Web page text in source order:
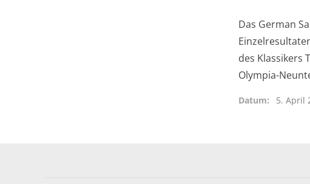
Das German
des Klassikers
Olympia-
Datum 5. April